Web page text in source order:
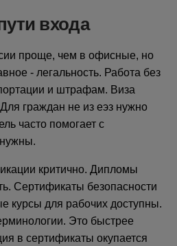
входа
проще, чем в офисные, но
- легальность. Работа без
и штрафам. Виза
граждан не из еэз нужно
часто помогает с
критично. Дипломы
Сертификаты безопасности
курсы для рабочих доступны.
Это быстрее
в сертификаты окупается